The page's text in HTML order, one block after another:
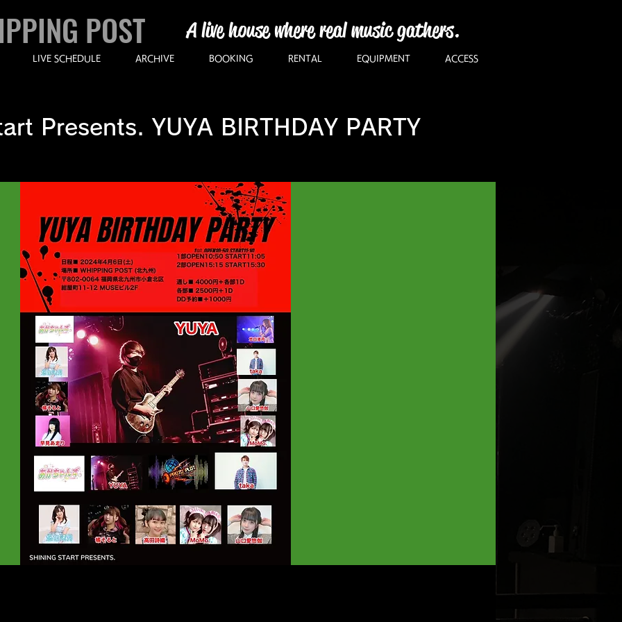
POST A live house where real music gathers.
LIVE SCHEDULE ARCHIVE BOOKING RENTAL EQUIPMENT ACCESS
Presents. YUYA BIRTHDAY PARTY